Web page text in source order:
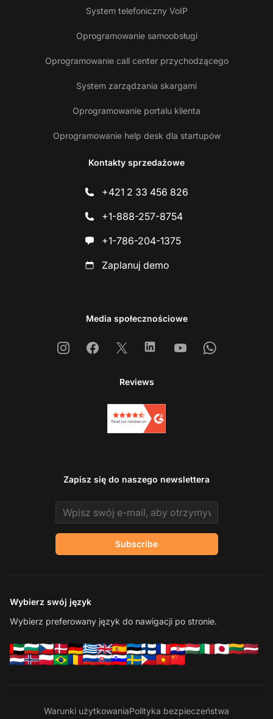
System telefoniczny VoIP
Oprogramowanie samoobsługi
Oprogramowanie call center przychodzącego
System zarządzania skargami
Oprogramowanie portalu klienta
Oprogramowanie help desk dla startupów
Kontakty sprzedażowe
+421 2 33 456 826
+1-888-257-8754
+1-786-204-1375
Zaplanuj demo
Media społecznościowe
InstagramFacebook
X LinkedinYoutubeWhatsapp
Reviews
Zapisz się do naszego newslettera
Email address
Subscribe
Wybierz swój język
Wybierz preferowany język do nawigacji po stronie.
Warunki użytkowaniaPolityka bezpieczeństwa